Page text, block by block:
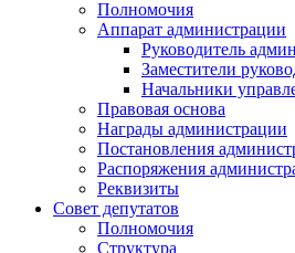
Полномочия
Аппарат администрации
Руководитель
Заместители
Начальники
Правовая основа
Награды администрации
Постановления
Распоряжения
Реквизиты
Совет депутатов
Полномочия
Структура